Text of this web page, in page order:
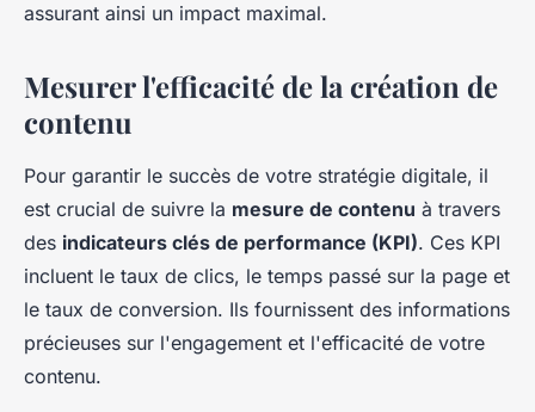
assurant ainsi un impact maximal.
Mesurer l'efficacité de la création de
contenu
Pour garantir le succès de votre stratégie digitale, il
est crucial de suivre la mesure de contenu à travers
des indicateurs clés de performance (KPI). Ces KPI
incluent le taux de clics, le temps passé sur la page et
le taux de conversion. Ils fournissent des informations
précieuses sur l'engagement et l'efficacité de votre
contenu.